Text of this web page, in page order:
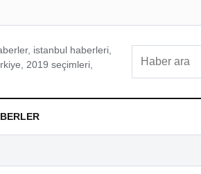
istanbul haberleri,
2019 seçimleri,